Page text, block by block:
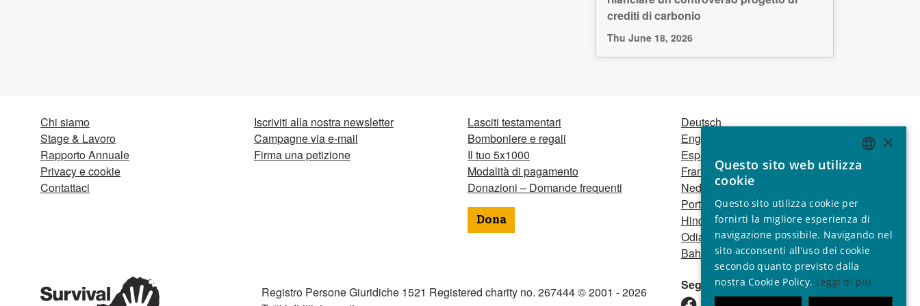
crediti di carbonio
Thu June 18, 2026
Chi siamo
Stage & Lavoro
Rapporto Annuale
Privacy e cookie
Contattaci
Iscriviti alla nostra newsletter
Campagne via e-mail
Firma una petizione
Lasciti testamentari
Bomboniere e regali
Il tuo 5x1000
Modalità di pagamento
Donazioni – Domande frequenti
Dona
Deutsch
English
Español
Français
Nederlands
Português
Hindi
Odia
Bahasa Indonesia
Seguici
Registro Persone Giuridiche 1521 Registered charity no. 267444 © 2001 - 2026
ENGLISH
SPANISH
FRENCH
ITALIAN
PORTUGUESE
×
Questo sito web utilizza
cookie
Questo sito utilizza cookie per
fornirti la migliore esperienza di
navigazione possibile. Navigando nel
sito acconsenti all’uso dei cookie
secondo quanto previsto dalla
nostra Cookie Policy. Leggi di più